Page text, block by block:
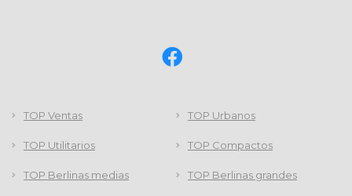
TOP Ventas TOP Urbanos
TOP Utilitarios TOP Compactos
TOP Berlinas medias TOP Berlinas grandes